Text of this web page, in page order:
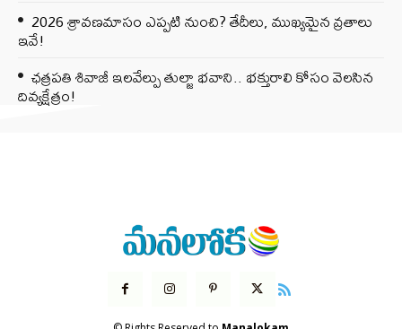
2026 శ్రావణమాసం ఎప్పటి నుంచి? తేదీలు, ముఖ్యమైన వ్రతాలు
ఇవే!
ఛత్రపతి శివాజీ ఇలవేల్పు తుల్జా భవాని.. భక్తురాలి కోసం వెలసిన
దివ్యక్షేత్రం!